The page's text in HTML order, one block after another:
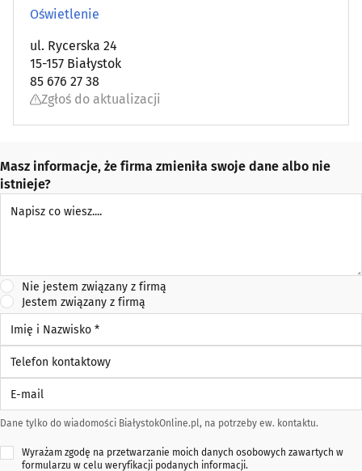
Oświetlenie
ul. Rycerska 24
15-157 Białystok
85 676 27 38
Zgłoś do aktualizacji
Masz informacje, że firma zmieniła swoje dane albo nie
istnieje?
Nie jestem związany z firmą
Jestem związany z firmą
Dane tylko do wiadomości BiałystokOnline.pl, na potrzeby ew. kontaktu.
Wyrażam zgodę na przetwarzanie moich danych osobowych zawartych w
formularzu w celu weryfikacji podanych informacji.